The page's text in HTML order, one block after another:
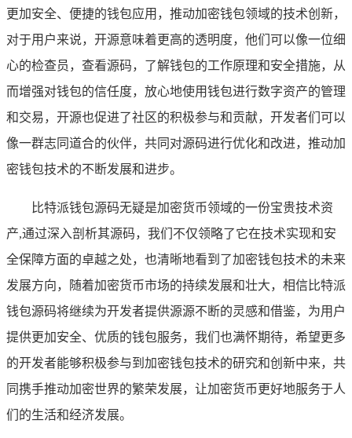
更加安全、便捷的钱包应用，推动加密钱包领域的技术创新，
对于用户来说，开源意味着更高的透明度，他们可以像一位细
心的检查员，查看源码，了解钱包的工作原理和安全措施，从
而增强对钱包的信任度，放心地使用钱包进行数字资产的管理
和交易，开源也促进了社区的积极参与和贡献，开发者们可以
像一群志同道合的伙伴，共同对源码进行优化和改进，推动加
密钱包技术的不断发展和进步。
比特派钱包源码无疑是加密货币领域的一份宝贵技术资
产,通过深入剖析其源码，我们不仅领略了它在技术实现和安
全保障方面的卓越之处，也清晰地看到了加密钱包技术的未来
发展方向，随着加密货币市场的持续发展和壮大，相信比特派
钱包源码将继续为开发者提供源源不断的灵感和借鉴，为用户
提供更加安全、优质的钱包服务，我们也满怀期待，希望更多
的开发者能够积极参与到加密钱包技术的研究和创新中来，共
同携手推动加密世界的繁荣发展，让加密货币更好地服务于人
们的生活和经济发展。